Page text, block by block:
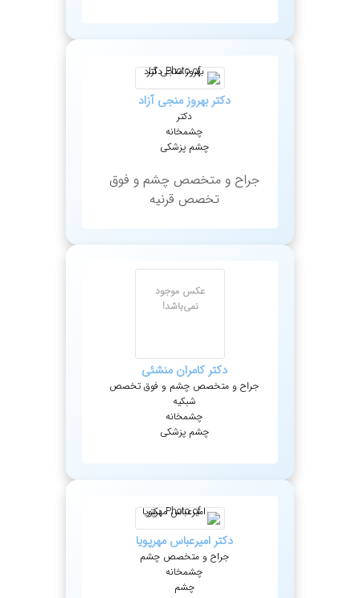
دکتربهروزمنجی آزاد
دکتر
چشمخانه
چشم پزشکی
جراح و متخصص چشم و فوق
تخصص قرنیه
عکس موجود
نمی‌باشد!
دکتر کامران منشئی
جراح و متخصص چشم و فوق تخصص
شبکیه
چشمخانه
چشم پزشکی
دکتر امیرعباس مهرپویا
جراح و متخصص چشم
چشمخانه
چشم